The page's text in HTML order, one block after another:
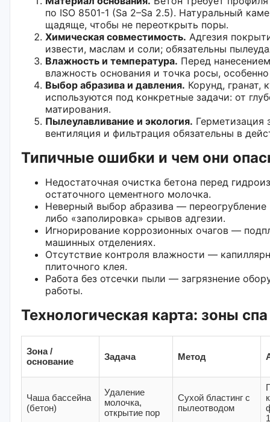
по ISO 8501-1 (Sa 2–Sa 2.5). Натуральный
щадяще, чтобы не переоткрыть поры.
Химическая совместимость. Адгезия
извести, маслам и соли; обязательны
Влажность и температура. Перед
влажность основания и точка росы,
Выбор абразива и давления. Корунд, гранат,
используются под конкретные задачи: от
матирования.
Пылеулавливание и экология. Герметизация
вентиляция и фильтрация обязательны в
Типичные ошибки и чем они
Недостаточная очистка бетона перед
остаточного цементного молочка.
Неверный выбор абразива —
либо «заполировка» срывов адгезии.
Игнорирование коррозионных очагов —
машинных отделениях.
Отсутствие контроля влажности —
плиточного клея.
Работа без отсечки пыли — загрязнение
работы.
Технологическая карта: зоны
Зона /
основание
Задача Метод
Чаша бассейна
(бетон)
Удаление
молочка,
открытие пор
Сухой бластинг с
пылеотводом